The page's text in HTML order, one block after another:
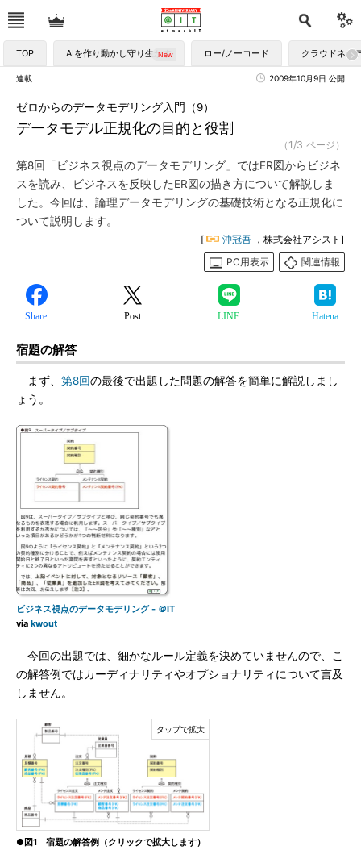
TOP AIを作り動かし守り生かす ロー/ノーコード クラウドネイ
連載 2009年10月9日 公開
データモデル正規化の目的と役割
ゼロからのデータモデリング入門（9）
（1/3 ページ）
第8回「ビジネス視点のデータモデリング」ではER図からビジネ
スを読み、ビジネスを反映したER図の描き方について解説しま
した。今回は、論理データモデリングの基礎技術となる正規化に
ついて説明します。
[ 沖冠吾 ，株式会社アシスト]
PC用表示
関連情報
Share Post LINE Hatena
宿題の解答
まず、 第8回の最後で出題した問題の解答を簡単に解説しまし
ょう。
ビジネス視点のデータモデリング - ＠IT
via kwout
今回の出題では、細かなルール定義を決めていませんので、こ
の解答例ではカーディナリティやオプショナリティについて言及
しません。
●図1 宿題の解答例（クリックで拡大します）